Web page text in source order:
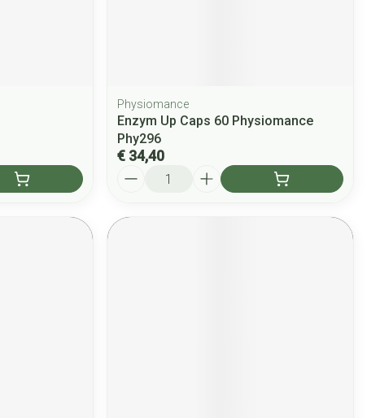
Physiomance
Enzym Up Caps 60 Physiomance
Phy296
€ 34,40